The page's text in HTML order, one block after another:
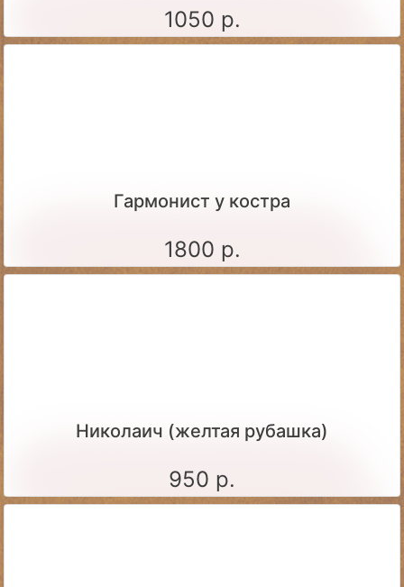
1050 р.
Гармонист у костра
1800 р.
Николаич (желтая рубашка)
950 р.